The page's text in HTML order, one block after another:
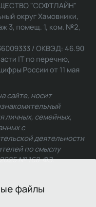
файлы
"СОФТЛАЙН"
округ Хамовники,
3, помещ. 1, ком. №2,
/ ОКВЭД: 46.90
IT по перечню,
России от 11 мая
сайте, носит
личных, семейных,
с
деятельности
по смыслу
№ 168-ФЗ.